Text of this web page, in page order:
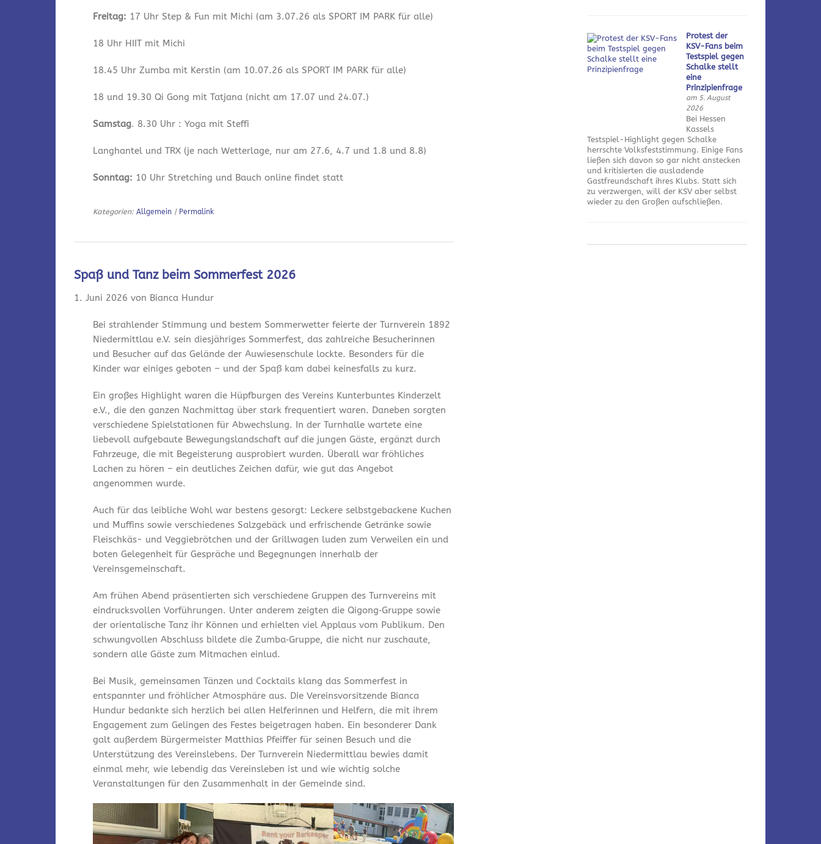
Freitag: 17 Uhr Step & Fun mit Michi (am 3.07.26 als SPORT IM PARK für alle)
18 Uhr HIIT mit Michi
18.45 Uhr Zumba mit Kerstin (am 10.07.26 als SPORT IM PARK für alle)
18 und 19.30 Qi Gong mit Tatjana (nicht am 17.07 und 24.07.)
Samstag. 8.30 Uhr : Yoga mit Steffi
Langhantel und TRX (je nach Wetterlage, nur am 27.6, 4.7 und 1.8 und 8.8)
Sonntag: 10 Uhr Stretching und Bauch online findet statt
Kategorien:Allgemein | Permalink
Spaß und Tanz beim Sommerfest 2026
1. Juni 2026 von Bianca Hundur
Bei strahlender Stimmung und bestem Sommerwetter feierte der Turnverein 1892
Niedermittlau e.V. sein diesjähriges Sommerfest, das zahlreiche Besucherinnen
und Besucher auf das Gelände der Auwiesenschule lockte. Besonders für die
Kinder war einiges geboten – und der Spaß kam dabei keinesfalls zu kurz.
Ein großes Highlight waren die Hüpfburgen des Vereins Kunterbuntes Kinderzelt
e.V., die den ganzen Nachmittag über stark frequentiert waren. Daneben sorgten
verschiedene Spielstationen für Abwechslung. In der Turnhalle wartete eine
liebevoll aufgebaute Bewegungslandschaft auf die jungen Gäste, ergänzt durch
Fahrzeuge, die mit Begeisterung ausprobiert wurden. Überall war fröhliches
Lachen zu hören – ein deutliches Zeichen dafür, wie gut das Angebot
angenommen wurde.
Auch für das leibliche Wohl war bestens gesorgt: Leckere selbstgebackene Kuchen
und Muffins sowie verschiedenes Salzgebäck und erfrischende Getränke sowie
Fleischkäs- und Veggiebrötchen und der Grillwagen luden zum Verweilen ein und
boten Gelegenheit für Gespräche und Begegnungen innerhalb der
Vereinsgemeinschaft.
Am frühen Abend präsentierten sich verschiedene Gruppen des Turnvereins mit
eindrucksvollen Vorführungen. Unter anderem zeigten die Qigong‑Gruppe sowie
der orientalische Tanz ihr Können und erhielten viel Applaus vom Publikum. Den
schwungvollen Abschluss bildete die Zumba‑Gruppe, die nicht nur zuschaute,
sondern alle Gäste zum Mitmachen einlud.
Bei Musik, gemeinsamen Tänzen und Cocktails klang das Sommerfest in
entspannter und fröhlicher Atmosphäre aus. Die Vereinsvorsitzende Bianca
Hundur bedankte sich herzlich bei allen Helferinnen und Helfern, die mit ihrem
Engagement zum Gelingen des Festes beigetragen haben. Ein besonderer Dank
galt außerdem Bürgermeister Matthias Pfeiffer für seinen Besuch und die
Unterstützung des Vereinslebens. Der Turnverein Niedermittlau bewies damit
einmal mehr, wie lebendig das Vereinsleben ist und wie wichtig solche
Veranstaltungen für den Zusammenhalt in der Gemeinde sind.
Protest der
KSV-Fans beim
Testspiel gegen
Schalke stellt
eine
Prinzipienfrage
am 5. August
2026
Bei Hessen
Kassels
Testspiel-Highlight gegen Schalke
herrschte Volksfeststimmung. Einige Fans
ließen sich davon so gar nicht anstecken
und kritisierten die ausladende
Gastfreundschaft ihres Klubs. Statt sich
zu verzwergen, will der KSV aber selbst
wieder zu den Großen aufschließen.